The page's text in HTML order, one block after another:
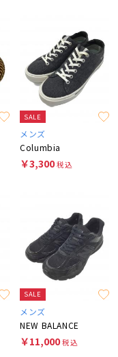
SALE
メンズ
Columbia
￥3,300税込
SALE
メンズ
NEW BALANCE
￥11,000税込